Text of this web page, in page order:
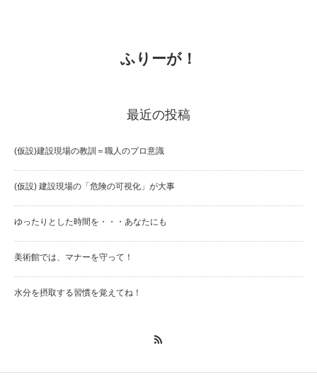
ふりーが！
最近の投稿
(仮設)建設現場の教訓＝職人のプロ意識
(仮設) 建設現場の「危険の可視化」が大事
ゆったりとした時間を・・・あなたにも
美術館では、マナーを守って！
水分を摂取する習慣を覚えてね！